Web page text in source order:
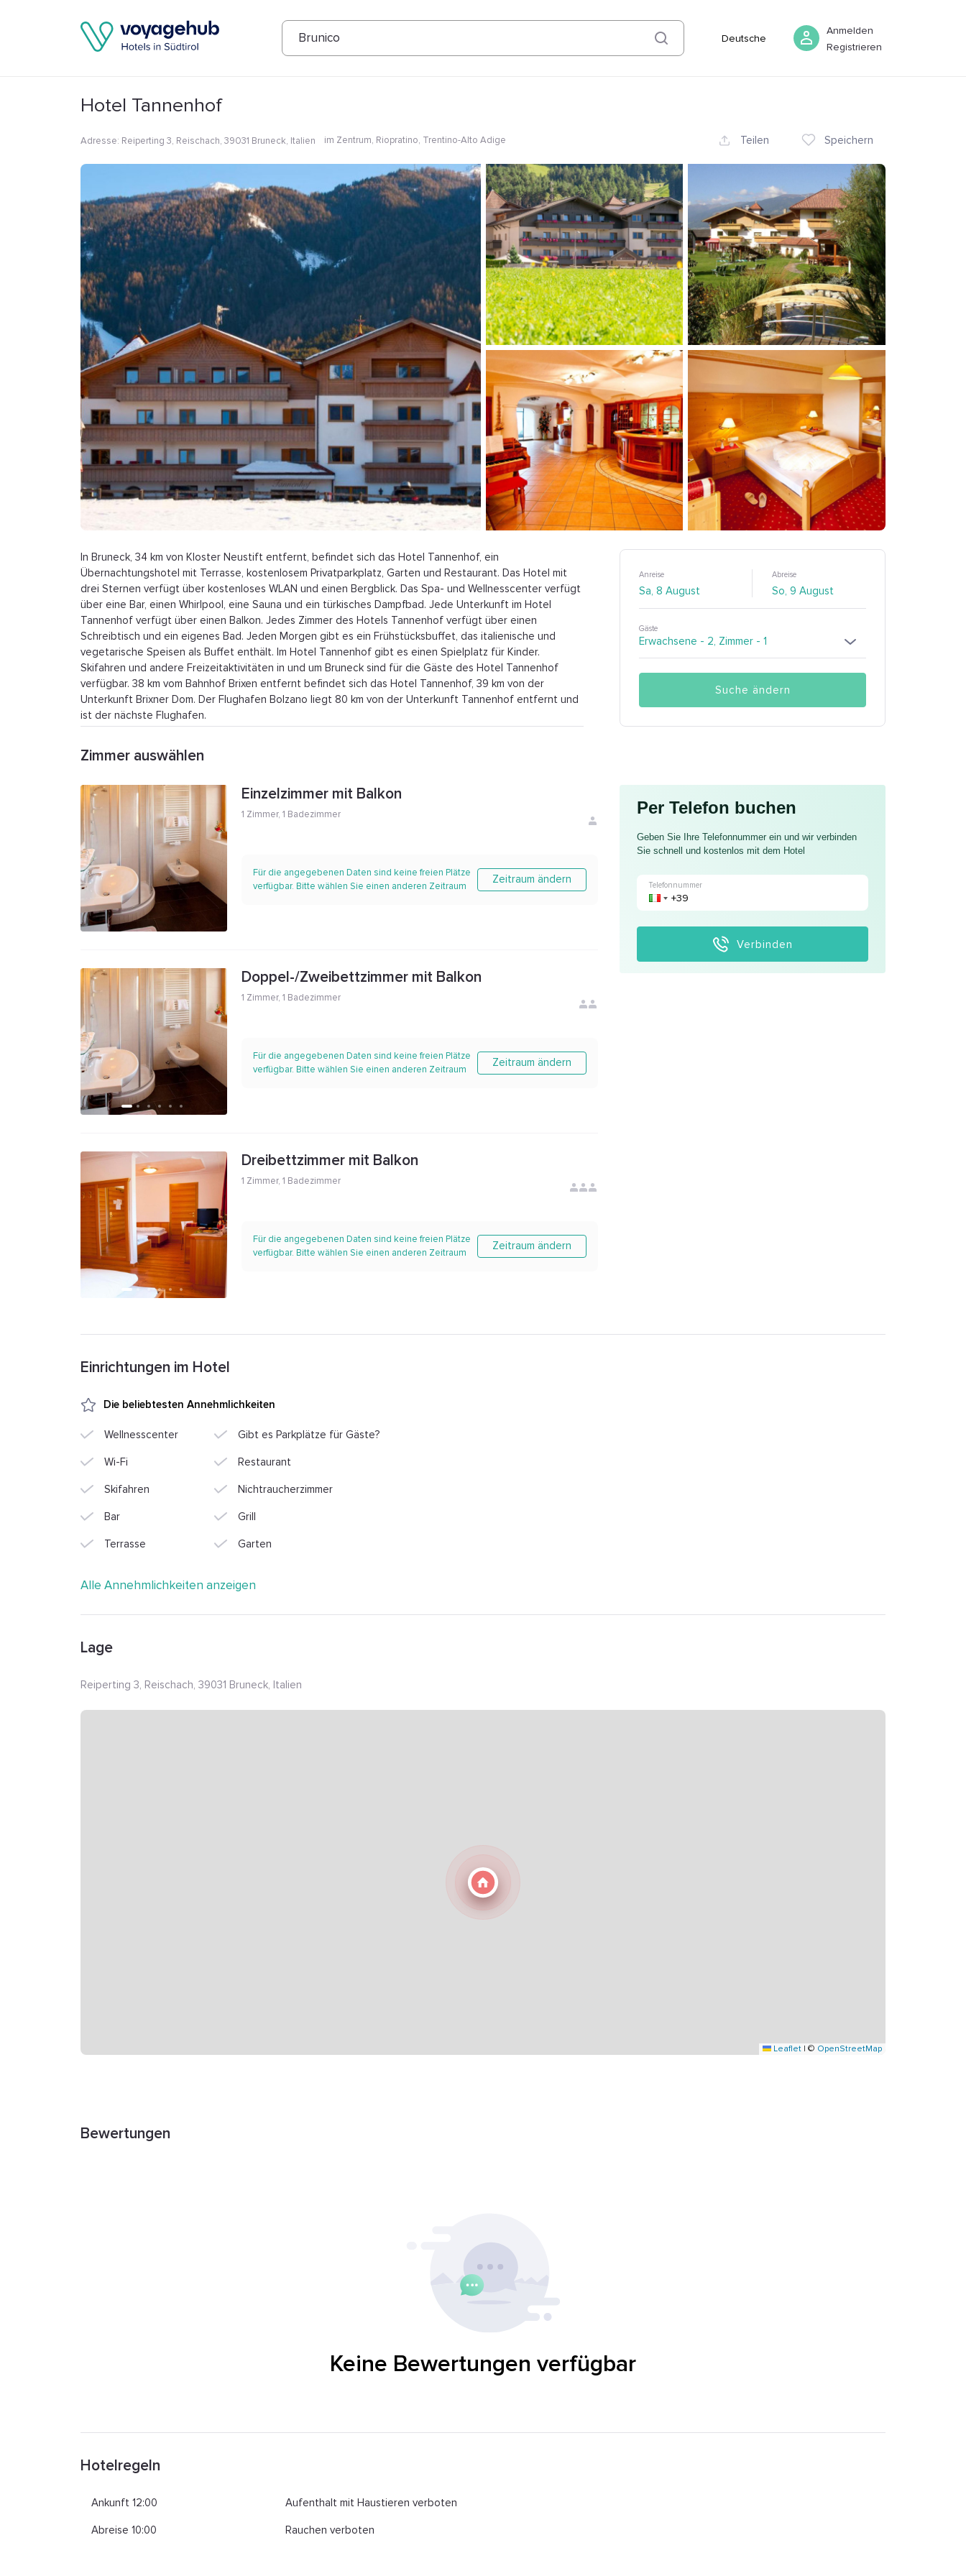
Brunico Deutsche
Anmelden
Registrieren
Fotos Annehmlichkeiten 08 August Buchen
Hotel Tannenhof
Adresse: Reiperting 3, Reischach, 39031 Bruneck, Italien im Zentrum, Riopratino, Trentino-Alto Adige Teilen Speichern
In Bruneck, 34 km von Kloster Neustift entfernt, befindet sich das Hotel Tannenhof, ein
Übernachtungshotel mit Terrasse, kostenlosem Privatparkplatz, Garten und Restaurant. Das Hotel mit
drei Sternen verfügt über kostenloses WLAN und einen Bergblick. Das Spa- und Wellnesscenter verfügt
über eine Bar, einen Whirlpool, eine Sauna und ein türkisches Dampfbad. Jede Unterkunft im Hotel
Tannenhof verfügt über einen Balkon. Jedes Zimmer des Hotels Tannenhof verfügt über einen
Schreibtisch und ein eigenes Bad. Jeden Morgen gibt es ein Frühstücksbuffet, das italienische und
vegetarische Speisen als Buffet enthält. Im Hotel Tannenhof gibt es einen Spielplatz für Kinder.
Skifahren und andere Freizeitaktivitäten in und um Bruneck sind für die Gäste des Hotel Tannenhof
verfügbar. 38 km vom Bahnhof Brixen entfernt befindet sich das Hotel Tannenhof, 39 km von der
Unterkunft Brixner Dom. Der Flughafen Bolzano liegt 80 km von der Unterkunft Tannenhof entfernt und
ist der nächste Flughafen.
Anreise Abreise
Gäste
Suche ändern
Zimmer auswählen
Einzelzimmer mit Balkon
1 Zimmer, 1 Badezimmer
Für die angegebenen Daten sind keine freien Plätze
verfügbar. Bitte wählen Sie einen anderen Zeitraum
Zeitraum ändern
Doppel-/Zweibettzimmer mit Balkon
1 Zimmer, 1 Badezimmer
Für die angegebenen Daten sind keine freien Plätze
verfügbar. Bitte wählen Sie einen anderen Zeitraum
Zeitraum ändern
Dreibettzimmer mit Balkon
1 Zimmer, 1 Badezimmer
Für die angegebenen Daten sind keine freien Plätze
verfügbar. Bitte wählen Sie einen anderen Zeitraum
Zeitraum ändern
Per Telefon buchen
Geben Sie Ihre Telefonnummer ein und wir verbinden
Sie schnell und kostenlos mit dem Hotel
Telefonnummer
Verbinden
Einrichtungen im Hotel
Die beliebtesten Annehmlichkeiten
Wellnesscenter Gibt es Parkplätze für Gäste?
Wi-Fi Restaurant
Skifahren Nichtraucherzimmer
Bar Grill
Terrasse Garten
Alle Annehmlichkeiten anzeigen
Lage
Reiperting 3, Reischach, 39031 Bruneck, Italien
Leaflet | © OpenStreetMap
Bewertungen
Keine Bewertungen verfügbar
Hotelregeln
Ankunft 12:00
Abreise 10:00
Aufenthalt mit Haustieren verboten
Rauchen verboten